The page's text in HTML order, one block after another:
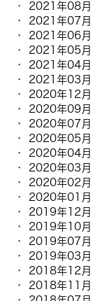
2021年08月
2021年07月
2021年06月
2021年05月
2021年04月
2021年03月
2020年12月
2020年09月
2020年07月
2020年05月
2020年04月
2020年03月
2020年02月
2020年01月
2019年12月
2019年10月
2019年07月
2019年03月
2018年12月
2018年11月